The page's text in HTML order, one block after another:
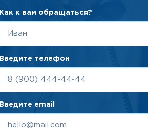
Как к вам обращаться?
Введите телефон
Введите email